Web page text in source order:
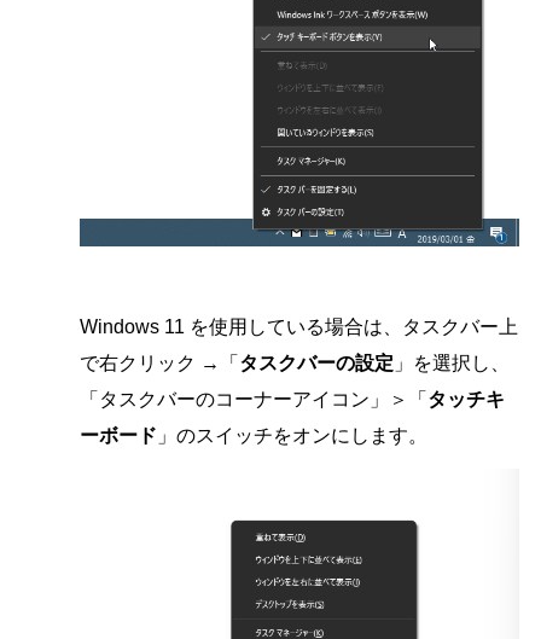
Windows 11 を使用している場合は、タスクバー上
で右クリック →「 タスクバーの設定 」を選択し、
「タスクバーのコーナーアイコン」＞「 タッチキ
ーボード 」のスイッチをオンにします。